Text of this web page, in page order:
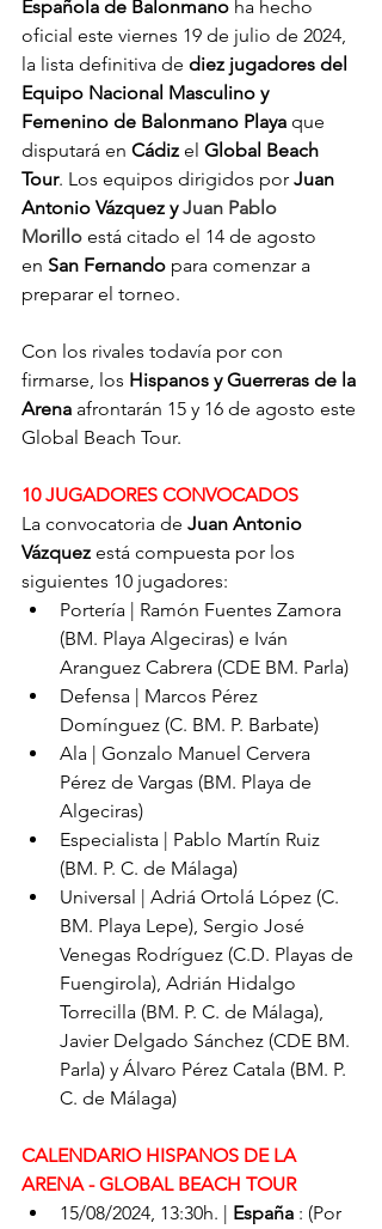
Española de Balonmano ha hecho
oficial este viernes 19 de julio de 2024,
la lista definitiva de diez jugadores del
Equipo Nacional Masculino y
Femenino de Balonmano Playa que
disputará en Cádiz el Global Beach
Tour. Los equipos dirigidos por Juan
Antonio Vázquez y Juan Pablo
Morillo está citado el 14 de agosto
en San Fernando para comenzar a
preparar el torneo.
Con los rivales todavía por con
firmarse, los Hispanos y Guerreras de la
Arena afrontarán 15 y 16 de agosto este
Global Beach Tour.
10 JUGADORES CONVOCADOS
La convocatoria de Juan Antonio
Vázquez está compuesta por los
siguientes 10 jugadores:
Portería | Ramón Fuentes Zamora
(BM. Playa Algeciras) e Iván
Aranguez Cabrera (CDE BM. Parla)
Defensa | Marcos Pérez
Domínguez (C. BM. P. Barbate)
Ala | Gonzalo Manuel Cervera
Pérez de Vargas (BM. Playa de
Algeciras)
Especialista | Pablo Martín Ruiz
(BM. P. C. de Málaga)
Universal | Adriá Ortolá López (C.
BM. Playa Lepe), Sergio José
Venegas Rodríguez (C.D. Playas de
Fuengirola), Adrián Hidalgo
Torrecilla (BM. P. C. de Málaga),
Javier Delgado Sánchez (CDE BM.
Parla) y Álvaro Pérez Catala (BM. P.
C. de Málaga)
CALENDARIO HISPANOS DE LA
ARENA - GLOBAL BEACH TOUR
​15/08/2024, 13:30h. | España : (Por